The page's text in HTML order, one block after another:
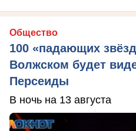
Общество
100 «падающих
Волжском будет
Персеиды
В ночь на 13 августа